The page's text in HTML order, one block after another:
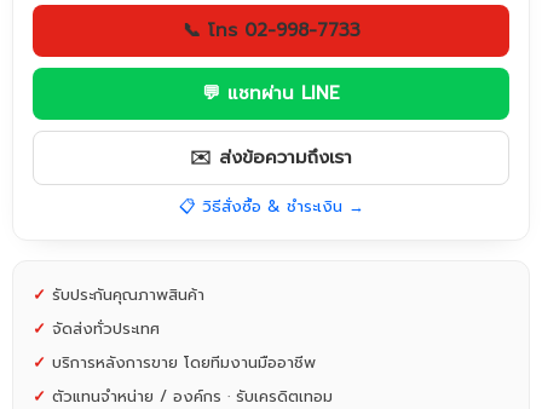
📞 โทร 02-998-7733
💬 แชทผ่าน LINE
✉️ ส่งข้อความถึงเรา
📋 วิธีสั่งซื้อ & ชำระเงิน →
✓ รับประกันคุณภาพสินค้า
✓ จัดส่งทั่วประเทศ
✓ บริการหลังการขาย โดยทีมงานมืออาชีพ
✓ ตัวแทนจำหน่าย / องค์กร · รับเครดิตเทอม